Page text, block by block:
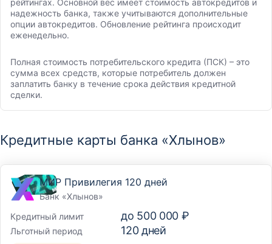
рейтингах. Основной вес имеет стоимость автокредитов и
надежность банка, также учитываются дополнительные
опции автокредитов. Обновление рейтинга происходит
еженедельно.
Полная стоимость потребительского кредита (ПСК) – это
сумма всех средств, которые потребитель должен
заплатить банку в течение срока действия кредитной
сделки.
Кредитные карты банка «Хлынов»
МИР Привилегия 120 дней
Банк «Хлынов»
Кредитный лимит
до 500 000 ₽
Льготный период 120дней